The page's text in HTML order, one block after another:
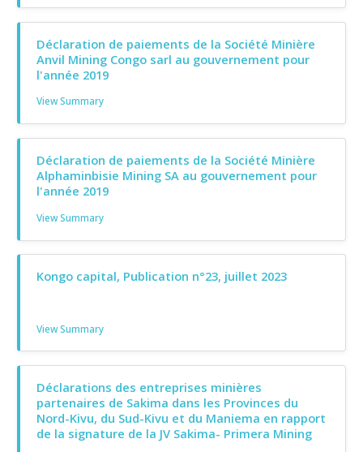
Déclaration de paiements de la Société Minière
Anvil Mining Congo sarl au gouvernement pour
l'année 2019
View Summary
Déclaration de paiements de la Société Minière
Alphaminbisie Mining SA au gouvernement pour
l'année 2019
View Summary
Kongo capital, Publication n°23, juillet 2023
View Summary
Déclarations des entreprises minières
partenaires de Sakima dans les Provinces du
Nord-Kivu, du Sud-Kivu et du Maniema en rapport
de la signature de la JV Sakima- Primera Mining